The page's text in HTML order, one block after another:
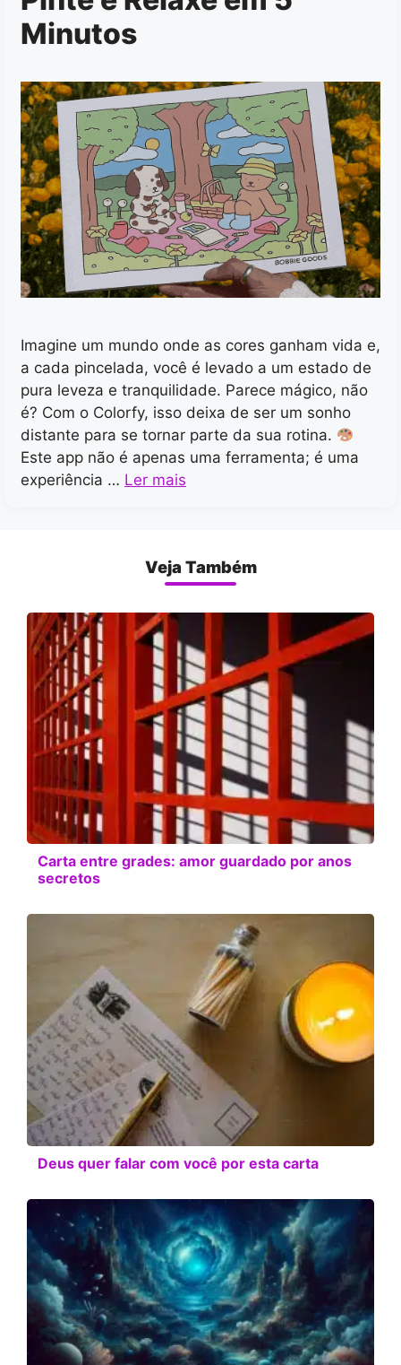
Minutos
Imagine um mundo onde as cores ganham vida e,
a cada pincelada, você é levado a um estado de
pura leveza e tranquilidade. Parece mágico, não
é? Com o Colorfy, isso deixa de ser um sonho
distante para se tornar parte da sua rotina.
Este app não é apenas uma ferramenta; é uma
experiência … Ler mais
Veja Também
Carta entre grades: amor guardado por anos
secretos
Deus quer falar com você por esta carta